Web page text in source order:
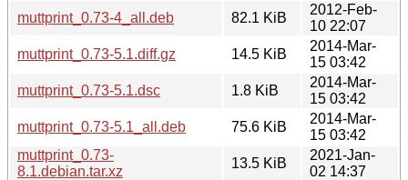
muttprint_0.73-4_all.deb
82.1 KiB
2012-Feb-
10 22:07
muttprint_0.73-5.1.diff.gz
14.5 KiB
2014-Mar-
15 03:42
muttprint_0.73-5.1.dsc
1.8 KiB
2014-Mar-
15 03:42
muttprint_0.73-5.1_all.deb
75.6 KiB
2014-Mar-
15 03:42
muttprint_0.73-
8.1.debian.tar.xz
13.5 KiB
2021-Jan-
02 14:37